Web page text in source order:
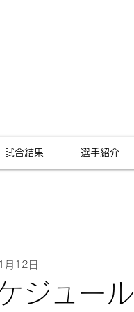
試合結果 選手紹介
ジュール
12日